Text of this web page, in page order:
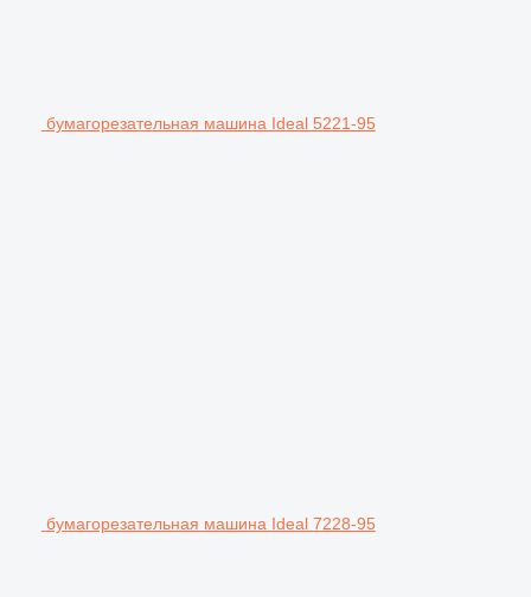
бумагорезательная машина Ideal 5221-95
бумагорезательная машина Ideal 7228-95